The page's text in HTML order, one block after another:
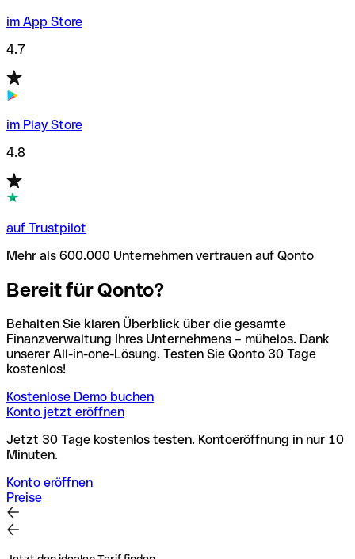
im App Store
4.7
im Play Store
4.8
auf Trustpilot
Mehr als 600.000 Unternehmen vertrauen auf Qonto
Bereit für Qonto?
Behalten Sie klaren Überblick über die gesamte
Finanzverwaltung Ihres Unternehmens – mühelos. Dank
unserer All-in-one-Lösung. Testen Sie Qonto 30 Tage
kostenlos!
Kostenlose Demo buchen
Konto jetzt eröffnen
Jetzt 30 Tage kostenlos testen. Kontoeröffnung in nur 10
Minuten.
Konto eröffnen
Preise